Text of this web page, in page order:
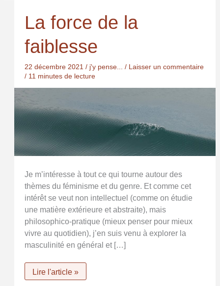
La force de la
faiblesse
22 décembre 2021 / j'y pense... /
Laisser un commentaire
/ 11 minutes de lecture
Je m’intéresse à tout ce qui tourne autour des
thèmes du féminisme et du genre. Et comme cet
intérêt se veut non intellectuel (comme on étudie
une matière extérieure et abstraite), mais
philosophico-pratique (mieux penser pour mieux
vivre au quotidien), j’en suis venu à explorer la
masculinité en général et […]
La
force
Lire l'article »